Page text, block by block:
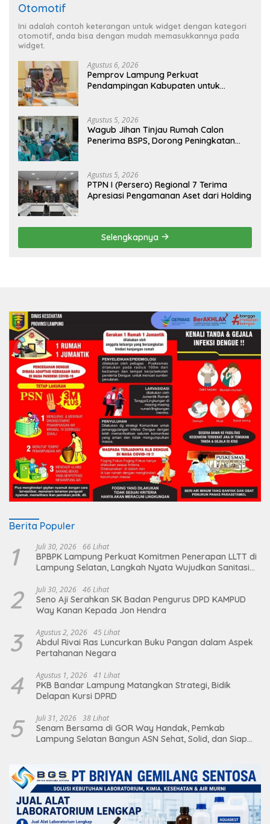
Otomotif
Ini adalah contoh keterangan untuk widget dengan kategori
otomotif, anda bisa dengan mudah memasukkannya pada
widget.
Agustus 6, 2026
Pemprov Lampung Perkuat
Pendampingan Kabupaten untuk
Agustus 5, 2026
Wagub Jihan Tinjau Rumah Calon
Penerima BSPS, Dorong Peningkatan
Agustus 5, 2026
PTPN I (Persero) Regional 7 Terima
Apresiasi Pengamanan Aset dari Holding
Selengkapnya
Berita Populer
1 Juli 30, 2026 66 Lihat
BPBPK Lampung Perkuat Komitmen Penerapan LLTT di
Lampung Selatan, Langkah Nyata Wujudkan Sanitasi
2 Juli 30, 2026 46 Lihat
Seno Aji Serahkan SK Badan Pengurus DPD KAMPUD
Way Kanan Kepada Jon Hendra
3 Agustus 2, 2026 45 Lihat
Abdul Rivai Ras Luncurkan Buku Pangan dalam Aspek
Pertahanan Negara
4 Agustus 1, 2026 41 Lihat
PKB Bandar Lampung Matangkan Strategi, Bidik
Delapan Kursi DPRD
5 Juli 31, 2026 38 Lihat
Senam Bersama di GOR Way Handak, Pemkab
Lampung Selatan Bangun ASN Sehat, Solid, dan Siap